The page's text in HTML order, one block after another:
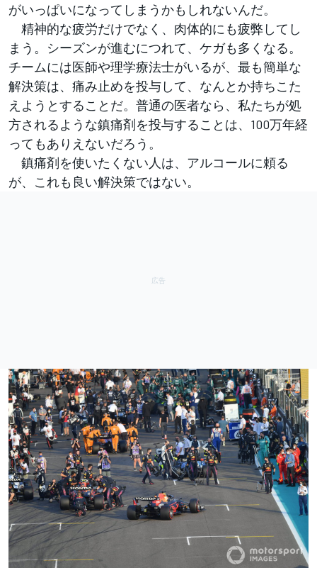
がいっぱいになってしまうかもしれないんだ。
精神的な疲労だけでなく、肉体的にも疲弊してし
まう。シーズンが進むにつれて、ケガも多くなる。
チームには医師や理学療法士がいるが、最も簡単な
解決策は、痛み止めを投与して、なんとか持ちこた
えようとすることだ。普通の医者なら、私たちが処
方されるような鎮痛剤を投与することは、100万年経
ってもありえないだろう。
鎮痛剤を使いたくない人は、アルコールに頼る
が、これも良い解決策ではない。